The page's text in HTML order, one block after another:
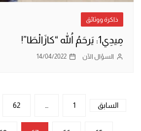
ذاكرة ووثائق
مِيدِي1: يَرحَمُ اللهُ “كازَالْطَا”!
السؤال الآن 14/04/2022
تعدد
السابق 1
62